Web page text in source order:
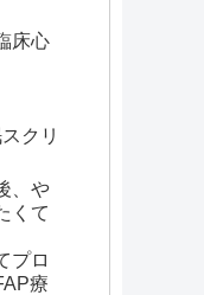
床心
クリ
、や
くて
プロ
療